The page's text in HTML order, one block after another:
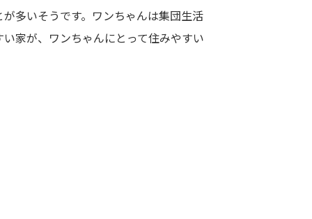
多いそうです。ワンちゃんは集団生活
家が、ワンちゃんにとって住みやすい